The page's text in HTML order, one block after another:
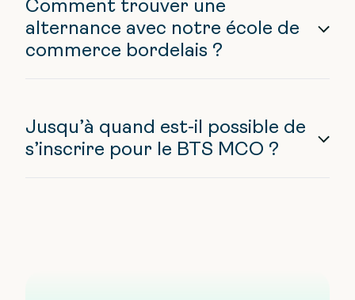
Comment trouver une
alternance avec notre école de
commerce bordelais ?
Jusqu’à quand est-il possible de
s’inscrire pour le BTS MCO ?